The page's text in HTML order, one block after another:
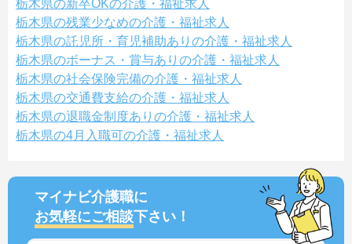
栃木県の新卒OKの介護・福祉求人
栃木県の残業少なめの介護・福祉求人
栃木県の託児所・育児補助ありの介護・福祉求人
栃木県のボーナス・賞与ありの介護・福祉求人
栃木県の社会保険完備の介護・福祉求人
栃木県の交通費支給の介護・福祉求人
栃木県の退職金制度ありの介護・福祉求人
栃木県の4月入職可の介護・福祉求人
マイナビ介護職に
お気軽にご相談下さい！